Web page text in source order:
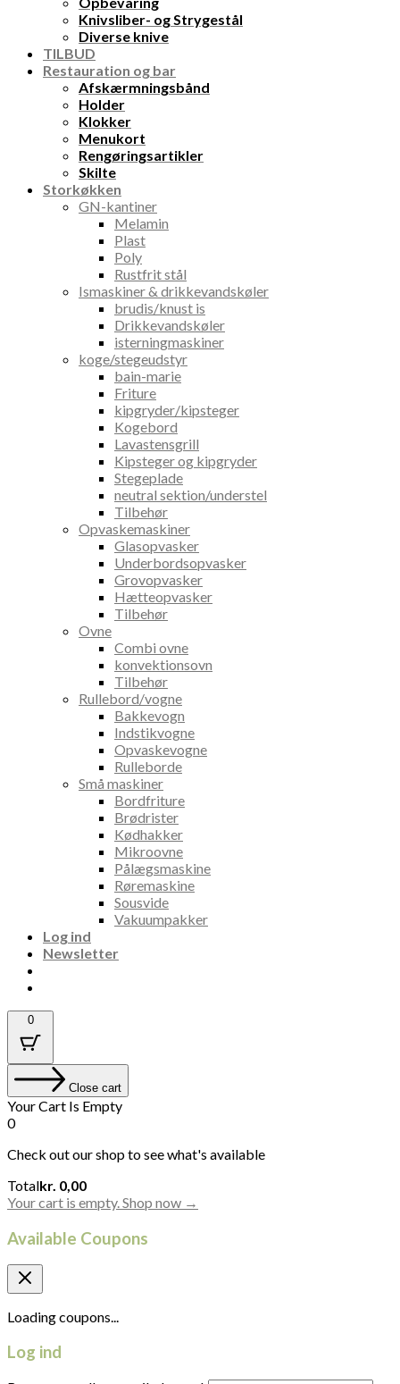
Knivsliber- og Strygestål
Diverse knive
TILBUD
Restauration og bar
Afskærmningsbånd
Holder
Klokker
Menukort
Rengøringsartikler
Skilte
Storkøkken
GN-kantiner
Melamin
Plast
Poly
Rustfrit stål
Ismaskiner & drikkevandskøler
brudis/knust is
Drikkevandskøler
isterningmaskiner
koge/stegeudstyr
bain-marie
Friture
kipgryder/kipsteger
Kogebord
Lavastensgrill
Kipsteger og kipgryder
Stegeplade
neutral sektion/understel
Tilbehør
Opvaskemaskiner
Glasopvasker
Underbordsopvasker
Grovopvasker
Hætteopvasker
Tilbehør
Ovne
Combi ovne
konvektionsovn
Tilbehør
Rullebord/vogne
Bakkevogn
Indstikvogne
Opvaskevogne
Rulleborde
Små maskiner
Bordfriture
Brødrister
Kødhakker
Mikroovne
Pålægsmaskine
Røremaskine
Sousvide
Vakuumpakker
Log ind
Newsletter
0
Close cart
Your Cart Is Empty
0
Check out our shop to see what's available
Cart
Total:
Totalkr. 0,00
Your cart is empty. Shop now →
Available Coupons
Loading coupons...
Log ind